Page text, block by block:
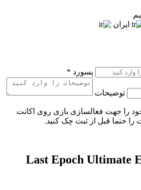
ایران
پسورد *
توضیحات
را جهت فعالسازی بازی روی اکانت
را حتما قبل از ثبت چک کنید.
Last Epoch Ultimate